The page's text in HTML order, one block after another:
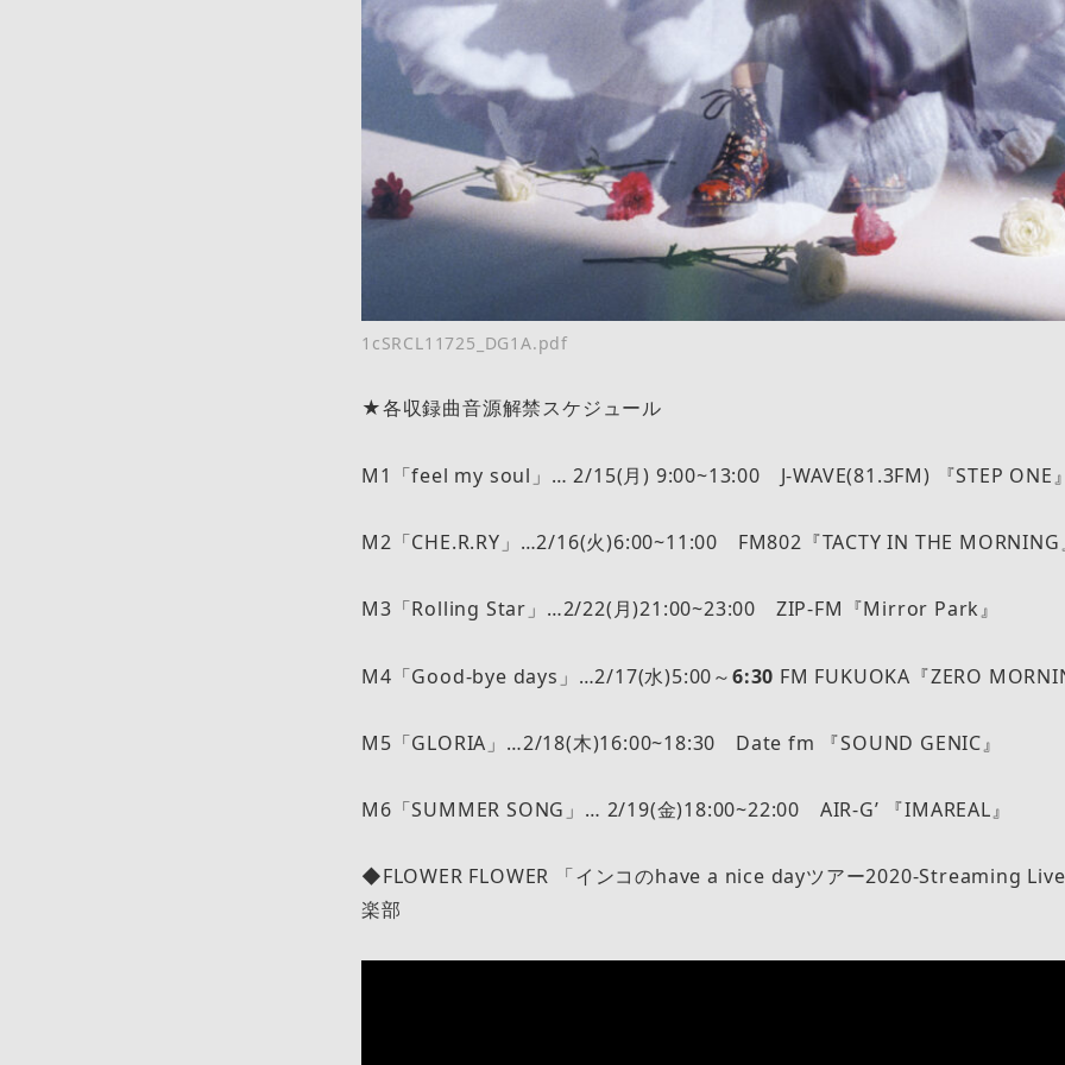
1cSRCL11725_DG1A.pdf
★各収録曲音源解禁スケジュール
M1「feel my soul」… 2/15(月) 9:00~13:00 J-WAVE(81.3FM) 『STEP ONE
M2「CHE.R.RY」…2/16(火)6:00~11:00 FM802『TACTY IN THE MORNING
M3「Rolling Star」…2/22(月)21:00~23:00 ZIP-FM『Mirror Park』
M4「Good-bye days」…2/17(水)5:00～6:30 FM FUKUOKA『ZERO
M5「GLORIA」…2/18(木)16:00~18:30 Date fm 『SOUND GENIC』
M6「SUMMER SONG」… 2/19(金)18:00~22:00 AIR-G’ 『IMAREAL』
◆FLOWER FLOWER 「インコのhave a nice dayツアー2020-Streaming
楽部